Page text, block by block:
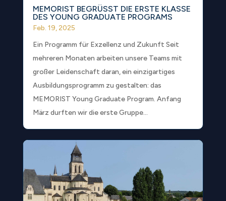
MEMORIST BEGRÜSST DIE ERSTE KLASSE
DES YOUNG GRADUATE PROGRAMS
Feb. 19, 2025
Ein Programm für Exzellenz und Zukunft Seit
mehreren Monaten arbeiten unsere Teams mit
großer Leidenschaft daran, ein einzigartiges
Ausbildungsprogramm zu gestalten: das
MEMORIST Young Graduate Program. Anfang
März durften wir die erste Gruppe...